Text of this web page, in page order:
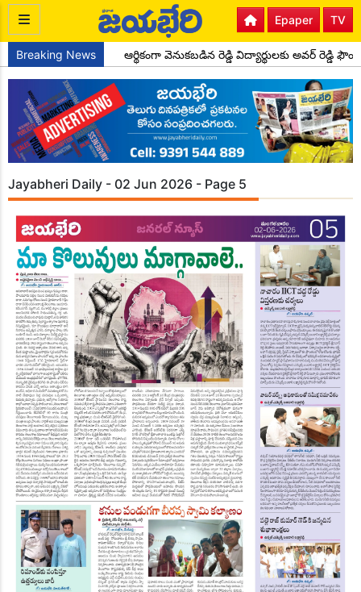
TV
Epaper
Breaking News
అందరూ ఎదగాలి ఆర్థికంగా వెనుకబడిన రెడ్డి విద్యార్థులకు అవర్ రెడ్డి
Jayabheri Daily - 02 Jun 2026 - Page 5